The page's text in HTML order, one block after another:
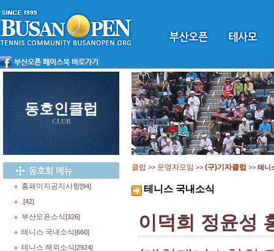
동호인클럽
CLUB
홈페이지공지사항[94]
.[42]
부산오픈소식[326]
테니스 국내소식[660]
테니스 해외소식[2924]
클럽 >> 운영자모임 >> (구)기자클럽 >> 테니
테니스 국내소식
이덕희 정윤성